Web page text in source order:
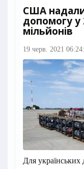
США надали
допомогу у
мільйонів
19 черв. 2021
Для українських